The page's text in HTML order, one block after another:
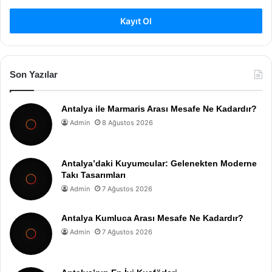
Kayıt Ol
Son Yazılar
Antalya ile Marmaris Arası Mesafe Ne Kadardır?
Admin 8 Ağustos 2026
Antalya’daki Kuyumcular: Gelenekten Moderne
Takı Tasarımları
Admin 7 Ağustos 2026
Antalya Kumluca Arası Mesafe Ne Kadardır?
Admin 7 Ağustos 2026